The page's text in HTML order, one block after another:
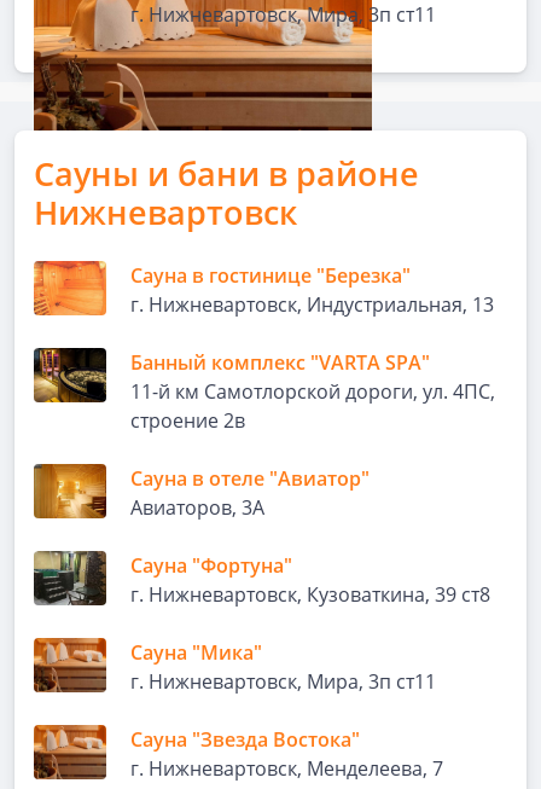
г. Нижневартовск, Мира, 3п ст11
Сауны и бани в районе
Нижневартовск
Сауна в гостинице "Березка"
г. Нижневартовск, Индустриальная, 13
Банный комплекс "VARTA SPA"
11-й км Самотлорской дороги, ул. 4ПС,
строение 2в
Сауна в отеле "Авиатор"
Авиаторов, 3А
Сауна "Фортуна"
г. Нижневартовск, Кузоваткина, 39 ст8
Сауна "Мика"
г. Нижневартовск, Мира, 3п ст11
Сауна "Звезда Востока"
г. Нижневартовск, Менделеева, 7